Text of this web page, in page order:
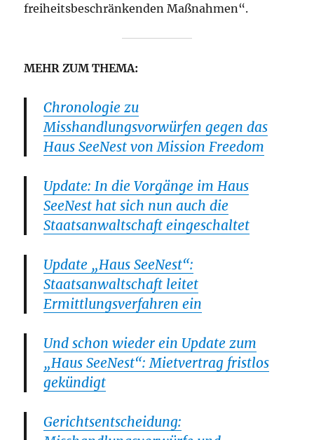
freiheitsbeschränkenden Maßnahmen“.
MEHR ZUM THEMA:
Chronologie zu
Misshandlungsvorwürfen gegen das
Haus SeeNest von Mission Freedom
Update: In die Vorgänge im Haus
SeeNest hat sich nun auch die
Staatsanwaltschaft eingeschaltet
Update „Haus SeeNest“:
Staatsanwaltschaft leitet
Ermittlungsverfahren ein
Und schon wieder ein Update zum
„Haus SeeNest“: Mietvertrag fristlos
gekündigt
Gerichtsentscheidung: